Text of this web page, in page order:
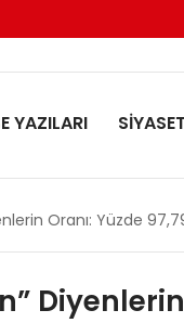
YAZILARI SİYASET
Oranı: Yüzde